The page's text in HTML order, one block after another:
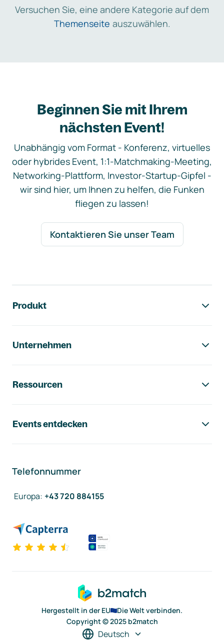
Versuchen Sie, eine andere Kategorie auf dem
Themenseite auszuwählen.
Beginnen Sie mit Ihrem
nächsten Event!
Unabhängig vom Format - Konferenz, virtuelles
oder hybrides Event, 1:1-Matchmaking-Meeting,
Networking-Plattform, Investor-Startup-Gipfel -
wir sind hier, um Ihnen zu helfen, die Funken
fliegen zu lassen!
Kontaktieren Sie unser Team
Produkt
Unternehmen
Ressourcen
Events entdecken
Telefonnummer
Europa: +43 720 884155
Hergestellt in der EU
Die Welt verbinden.
Copyright © 2025 b2match
Deutsch